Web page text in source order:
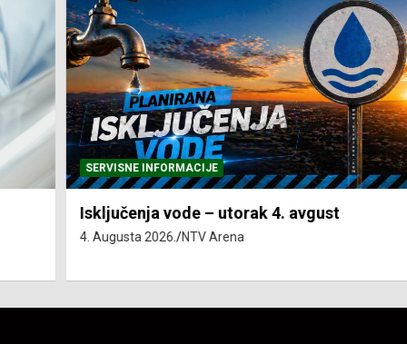
SERVISNE INFORMACIJE
Isključenja vode – utorak 4. avgust
4. Augusta 2026. NTV Arena